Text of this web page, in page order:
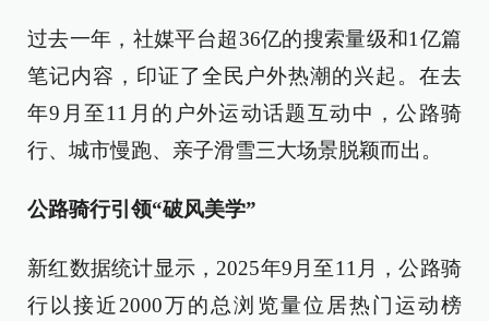
过去一年，社媒平台超36亿的搜索量级和1亿篇
笔记内容，印证了全民户外热潮的兴起。在去
年9月至11月的户外运动话题互动中，公路骑
行、城市慢跑、亲子滑雪三大场景脱颖而出。
公路骑行引领“破风美学”
新红数据统计显示，2025年9月至11月，公路骑
行以接近2000万的总浏览量位居热门运动榜